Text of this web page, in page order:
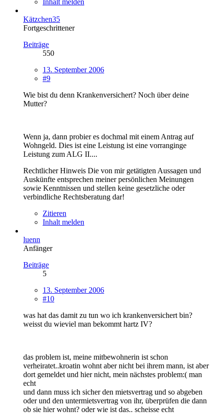
Kätzchen35
Fortgeschrittener
Beiträge
550
13. September 2006
#9
Wie bist du denn Krankenversichert? Noch über deine
Mutter?
Wenn ja, dann probier es dochmal mit einem Antrag auf
Wohngeld. Dies ist eine Leistung ist eine vorranginge
Leistung zum ALG II....
Rechtlicher Hinweis Die von mir getätigten Aussagen und
Auskünfte entsprechen meiner persönlichen Meinungen
sowie Kenntnissen und stellen keine gesetzliche oder
verbindliche Rechtsberatung dar!
Zitieren
Inhalt melden
luenn
Anfänger
Beiträge
5
13. September 2006
#10
was hat das damit zu tun wo ich krankenversichert bin?
weisst du wieviel man bekommt hartz IV?
das problem ist, meine mitbewohnerin ist schon
verheiratet..kroatin wohnt aber nicht bei ihrem mann, ist aber
dort gemeldet und hier nicht, mein nächstes problem:( man
echt
und dann muss ich sicher den mietsvertrag und so abgeben
oder und den untermietsvertrag von ihr, überprüfen die dann
ob sie hier wohnt? oder wie ist das.. scheisse echt